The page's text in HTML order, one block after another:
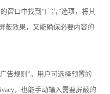
窗口中找到“广告”选项，将其
蔽效果，又能确保必要内容的
告规则”。用户可选择预置的
，也能手动输入需要屏蔽的